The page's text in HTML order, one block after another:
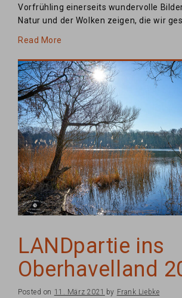
Vorfrühling einerseits wundervolle
Natur und der Wolken zeigen, die wir
Read More
LANDpartie ins
Oberhavelland
Posted on 11. März 2021 by Frank Liebke